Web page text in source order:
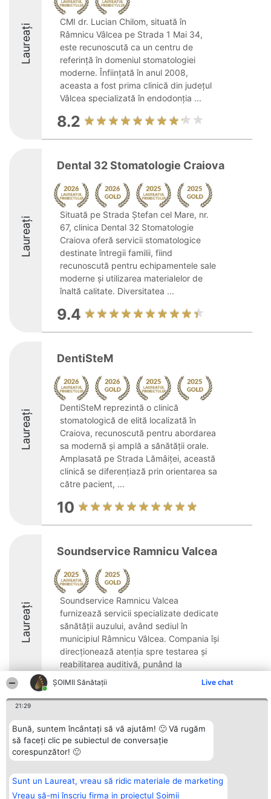
ŞOIMII Sănătații Live chat
21:29
Bună, suntem încântați să vă ajutăm! 🙂 Vă rugăm
să faceți clic pe subiectul de conversație
corespunzător! 🙂
Sunt un Laureat, vreau să ridic materiale de marketing
Vreau să-mi înscriu firma in proiectul Șoimii
Laureați
CMI dr. Lucian Chilom, situată în
Râmnicu Vâlcea pe Strada 1 Mai 34,
este recunoscută ca un centru de
referință în domeniul stomatologiei
moderne. Înființată în anul 2008,
aceasta a fost prima clinică din județul
Vâlcea specializată în endodonția ...
8.2
Laureați
Dental 32 Stomatologie Craiova
Situată pe Strada Ștefan cel Mare, nr.
67, clinica Dental 32 Stomatologie
Craiova oferă servicii stomatologice
destinate întregii familii, fiind
recunoscută pentru echipamentele sale
moderne și utilizarea materialelor de
înaltă calitate. Diversitatea ...
9.4
Laureați
DentiSteM
DentiSteM reprezintă o clinică
stomatologică de elită localizată în
Craiova, recunoscută pentru abordarea
sa modernă și amplă a sănătății orale.
Amplasată pe Strada Lămâiței, această
clinică se diferențiază prin orientarea sa
către pacient, ...
10
Laureați
Soundservice Ramnicu Valcea
Soundservice Ramnicu Valcea
furnizează servicii specializate dedicate
sănătății auzului, având sediul în
municipiul Râmnicu Vâlcea. Compania își
direcționează atenția spre testarea și
reabilitarea auditivă, punând la
Organizator Ranking
BRIGHT SOLUTIONS BR SRL
Aleea Timisul De Sus 2 Bl. A30
București
tel: +40 770 990 492
Plebiscyt
Lista Tuturor
Reguli
Politica de